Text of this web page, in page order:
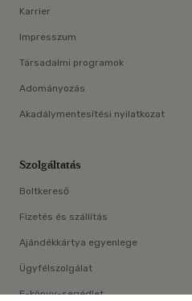
Karrier
Impresszum
Társadalmi programok
Adományozás
Akadálymentesítési nyilatkozat
Szolgáltatás
Boltkereső
Fizetés és szállítás
Ajándékkártya egyenlege
Ügyfélszolgálat
E-könyv-segédlet